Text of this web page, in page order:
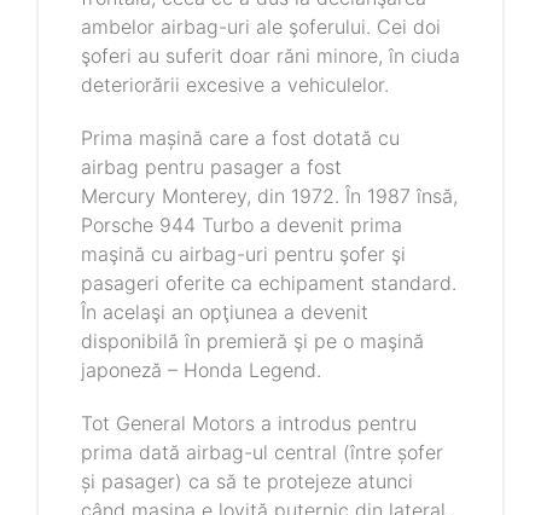
ambelor airbag-uri ale şoferului. Cei doi
şoferi au suferit doar răni minore, în ciuda
deteriorării excesive a vehiculelor.
Prima mașină care a fost dotată cu
airbag pentru pasager a fost
Mercury Monterey, din 1972. În 1987 însă,
Porsche 944 Turbo a devenit prima
maşină cu airbag-uri pentru şofer şi
pasageri oferite ca echipament standard.
În acelaşi an opţiunea a devenit
disponibilă în premieră şi pe o maşină
japoneză – Honda Legend.
Tot General Motors a introdus pentru
prima dată airbag-ul central (între șofer
și pasager) ca să te protejeze atunci
când mașina e lovită puternic din lateral.